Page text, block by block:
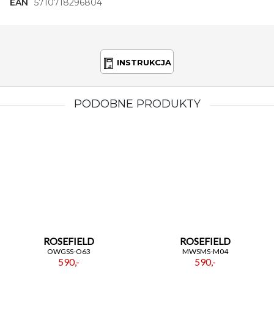
15630-704-Pto także znakomity pomysł na
prezent. Klasyczny styl oraz uniwersalne kolory —
srebrna koperta i bransoleta oraz biała tarcza —
sprawiają, że zegarek będzie trafionym wyborem na
różne okazje: urodziny, rocznice czy jako upominek
świąteczny. To dodatek, który pasuje do wielu
trafnym wyborem.
EAN
5710718296804
INSTRUKCJA
PODOBNE PRODUKTY
ROSEFIELD
OWGSS-O63
590,-
ROSEFIELD
MWSMS-M04
590,-